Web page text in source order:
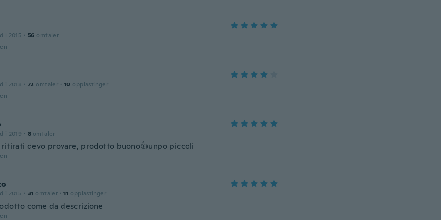
i 2015 · 56 omtaler
i 2018 · 72 omtaler · 10 opplastinger
i 2019 · 8 omtaler
ritirati devo provare, prodotto buono👍unpo piccoli
i 2015 · 31 omtaler · 11 opplastinger
come da descrizione